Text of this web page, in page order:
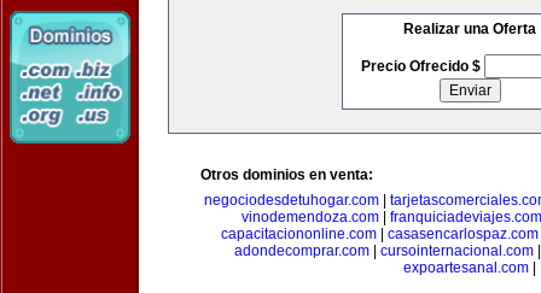
Realizar una Oferta
Precio Ofrecido $
Otros dominios en venta:
negociodesdetuhogar.com
vinodemendoza.com
franquiciadeviajes.com
capacitaciononline.com
casasencarlospaz.com
adondecomprar.com| cursointernacional.com
expoartesanal.com